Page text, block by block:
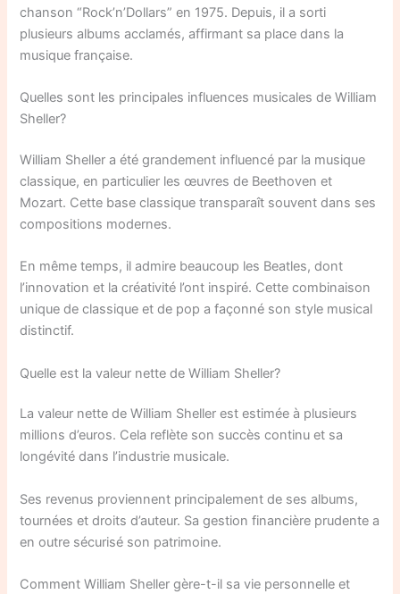
chanson “Rock’n’Dollars” en 1975. Depuis, il a sorti
plusieurs albums acclamés, affirmant sa place dans la
musique française.
Quelles sont les principales influences musicales de William
Sheller?
William Sheller a été grandement influencé par la musique
classique, en particulier les œuvres de Beethoven et
Mozart. Cette base classique transparaît souvent dans ses
compositions modernes.
En même temps, il admire beaucoup les Beatles, dont
l’innovation et la créativité l’ont inspiré. Cette combinaison
unique de classique et de pop a façonné son style musical
distinctif.
Quelle est la valeur nette de William Sheller?
La valeur nette de William Sheller est estimée à plusieurs
millions d’euros. Cela reflète son succès continu et sa
longévité dans l’industrie musicale.
Ses revenus proviennent principalement de ses albums,
tournées et droits d’auteur. Sa gestion financière prudente a
en outre sécurisé son patrimoine.
Comment William Sheller gère-t-il sa vie personnelle et